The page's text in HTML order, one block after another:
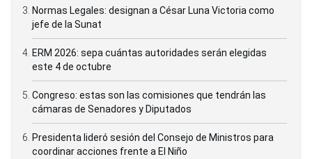
Normas Legales: designan a César Luna Victoria como
jefe de la Sunat
ERM 2026: sepa cuántas autoridades serán elegidas
este 4 de octubre
Congreso: estas son las comisiones que tendrán las
cámaras de Senadores y Diputados
Presidenta lideró sesión del Consejo de Ministros para
coordinar acciones frente a El Niño